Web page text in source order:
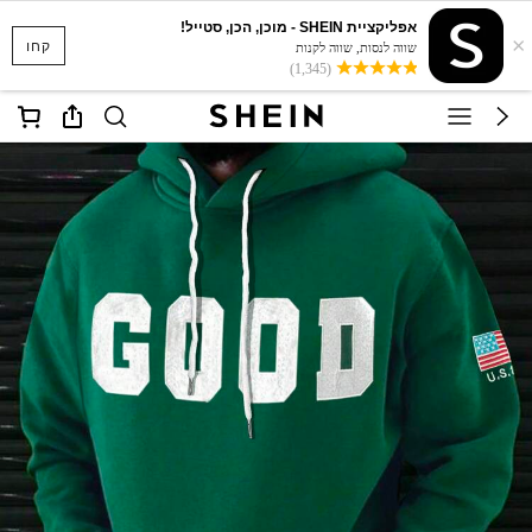
קחו ×
אפליקציית SHEIN - מוכן, הכן, סטייל!
שווה לנסות, שווה לקנות
(1,345)